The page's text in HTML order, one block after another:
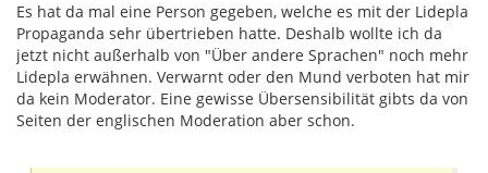
Es hat da mal eine Person gegeben, welche es mit der Lidepla
Propaganda sehr übertrieben hatte. Deshalb wollte ich da
jetzt nicht außerhalb von "Über andere Sprachen" noch mehr
Lidepla erwähnen. Verwarnt oder den Mund verboten hat mir
da kein Moderator. Eine gewisse Übersensibilität gibts da von
Seiten der englischen Moderation aber schon.